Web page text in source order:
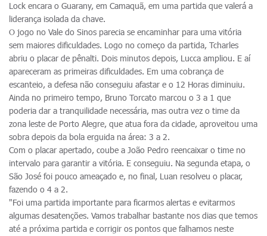
Lock encara o Guarany, em Camaquã, em uma partida que valerá a
liderança isolada da chave.
O jogo no Vale do Sinos parecia se encaminhar para uma vitória
sem maiores dificuldades. Logo no começo da partida, Tcharles
abriu o placar de pênalti. Dois minutos depois, Lucca ampliou. E aí
apareceram as primeiras dificuldades. Em uma cobrança de
escanteio, a defesa não conseguiu afastar e o 12 Horas diminuiu.
Ainda no primeiro tempo, Bruno Torcato marcou o 3 a 1 que
poderia dar a tranquilidade necessária, mas outra vez o time da
zona leste de Porto Alegre, que atua fora da cidade, aproveitou uma
sobra depois da bola erguida na área: 3 a 2.
Com o placar apertado, coube a João Pedro reencaixar o time no
intervalo para garantir a vitória. E conseguiu. Na segunda etapa, o
São José foi pouco ameaçado e, no final, Luan resolveu o placar,
fazendo o 4 a 2.
"Foi uma partida importante para ficarmos alertas e evitarmos
algumas desatenções. Vamos trabalhar bastante nos dias que temos
até a próxima partida e corrigir os pontos que falhamos neste